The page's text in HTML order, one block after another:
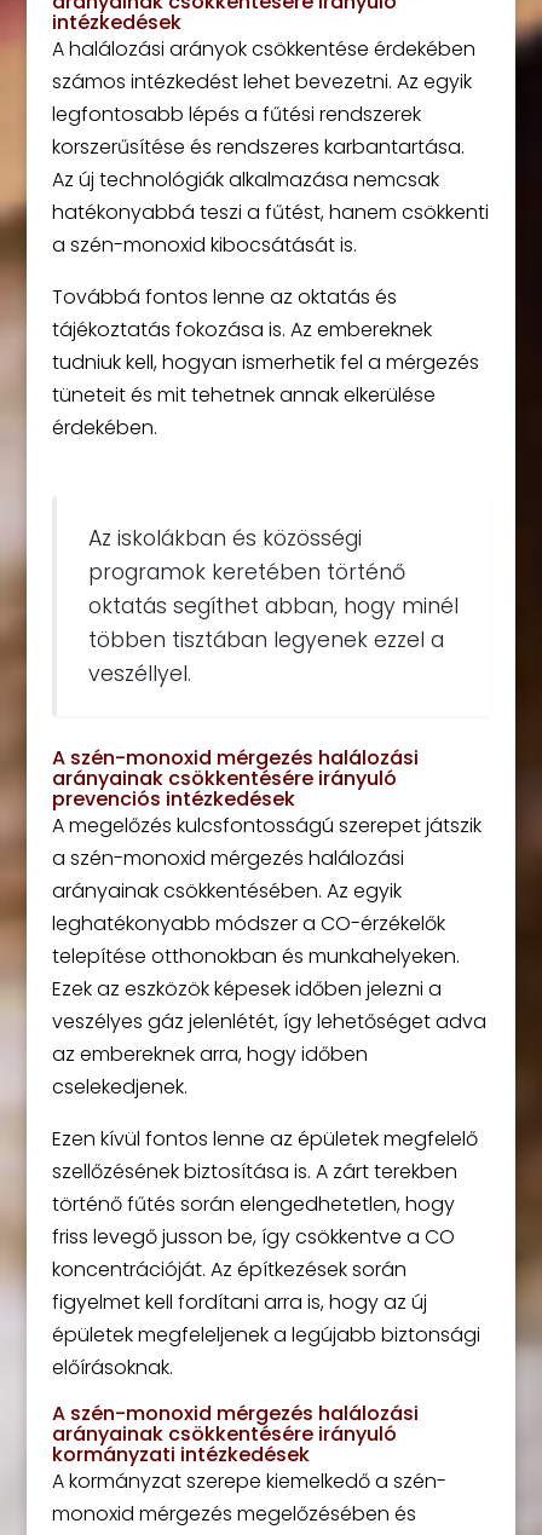
intézkedések
A halálozási arányok csökkentése érdekében
számos intézkedést lehet bevezetni. Az egyik
legfontosabb lépés a fűtési rendszerek
korszerűsítése és rendszeres karbantartása.
Az új technológiák alkalmazása nemcsak
hatékonyabbá teszi a fűtést, hanem csökkenti
a szén-monoxid kibocsátását is.
Továbbá fontos lenne az oktatás és
tájékoztatás fokozása is. Az embereknek
tudniuk kell, hogyan ismerhetik fel a mérgezés
tüneteit és mit tehetnek annak elkerülése
érdekében.
Az iskolákban és közösségi
programok keretében történő
oktatás segíthet abban, hogy minél
többen tisztában legyenek ezzel a
veszéllyel.
A szén-monoxid mérgezés halálozási
arányainak csökkentésére irányuló
prevenciós intézkedések
A megelőzés kulcsfontosságú szerepet játszik
a szén-monoxid mérgezés halálozási
arányainak csökkentésében. Az egyik
leghatékonyabb módszer a CO-érzékelők
telepítése otthonokban és munkahelyeken.
Ezek az eszközök képesek időben jelezni a
veszélyes gáz jelenlétét, így lehetőséget adva
az embereknek arra, hogy időben
cselekedjenek.
Ezen kívül fontos lenne az épületek megfelelő
szellőzésének biztosítása is. A zárt terekben
történő fűtés során elengedhetetlen, hogy
friss levegő jusson be, így csökkentve a CO
koncentrációját. Az építkezések során
figyelmet kell fordítani arra is, hogy az új
épületek megfeleljenek a legújabb biztonsági
előírásoknak.
A szén-monoxid mérgezés halálozási
arányainak csökkentésére irányuló
kormányzati intézkedések
A kormányzat szerepe kiemelkedő a szén-
monoxid mérgezés megelőzésében és